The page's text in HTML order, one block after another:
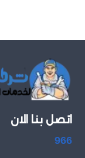
اتصل بنا الان
966